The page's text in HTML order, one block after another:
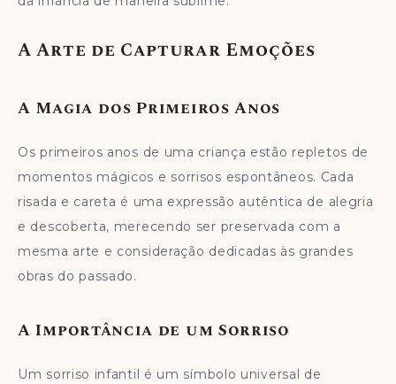
A Arte de Capturar Emoções
A Magia dos Primeiros Anos
Os primeiros anos de uma criança estão repletos de
momentos mágicos e sorrisos espontâneos. Cada
risada e careta é uma expressão autêntica de alegria
e descoberta, merecendo ser preservada com a
mesma arte e consideração dedicadas às grandes
obras do passado.
A Importância de um Sorriso
Um sorriso infantil é um símbolo universal de